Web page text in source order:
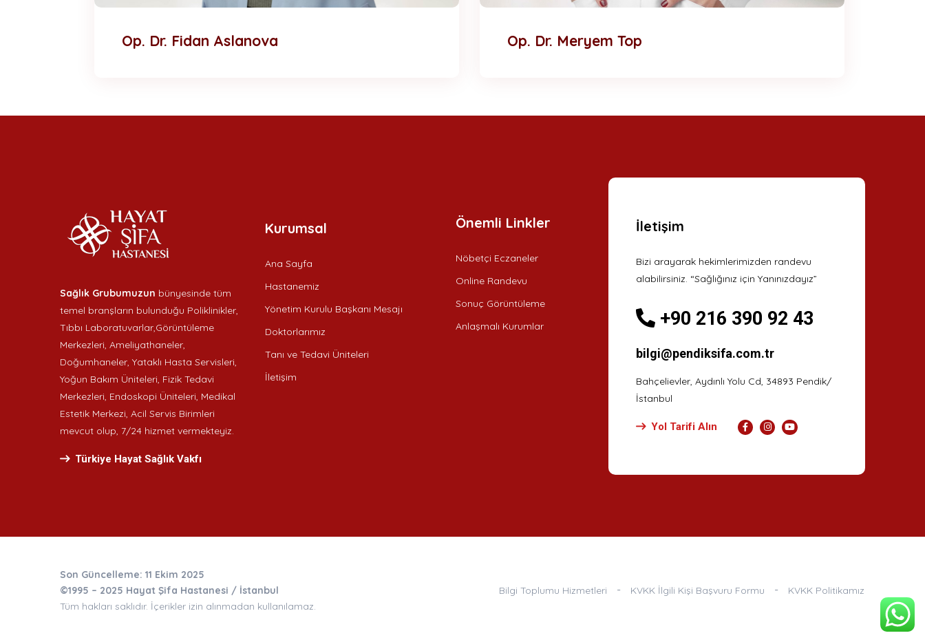
Op. Dr. Fidan Aslanova Op. Dr. Meryem Top
Sağlık Grubumuzun bünyesinde tüm
temel branşların bulunduğu Poliklinikler,
Tıbbı Laboratuvarlar,Görüntüleme
Merkezleri, Ameliyathaneler,
Doğumhaneler, Yataklı Hasta Servisleri,
Yoğun Bakım Üniteleri, Fizik Tedavi
Merkezleri, Endoskopi Üniteleri, Medikal
Estetik Merkezi, Acil Servis Birimleri
mevcut olup, 7/24 hizmet vermekteyiz.
Türkiye Hayat Sağlık Vakfı
Kurumsal
Ana Sayfa
Hastanemiz
Yönetim Kurulu Başkanı Mesajı
Doktorlarımız
Tanı ve Tedavi Üniteleri
İletişim
Önemli Linkler
Nöbetçi Eczaneler
Online Randevu
Sonuç Görüntüleme
Anlaşmalı Kurumlar
İletişim
Bizi arayarak hekimlerimizden randevu
alabilirsiniz. “Sağlığınız için Yanınızdayız”
+90 216 390 92 43
bilgi@pendiksifa.com.tr
Bahçelievler, Aydınlı Yolu Cd, 34893 Pendik/
İstanbul
Yol Tarifi Alın
Son Güncelleme: 11 Ekim 2025
©1995 – 2025 Hayat Şifa Hastanesi / İstanbul
Tüm hakları saklıdır. İçerikler izin alınmadan kullanılamaz.
Bilgi Toplumu Hizmetleri KVKK İlgili Kişi Başvuru Formu KVKK Politikamız